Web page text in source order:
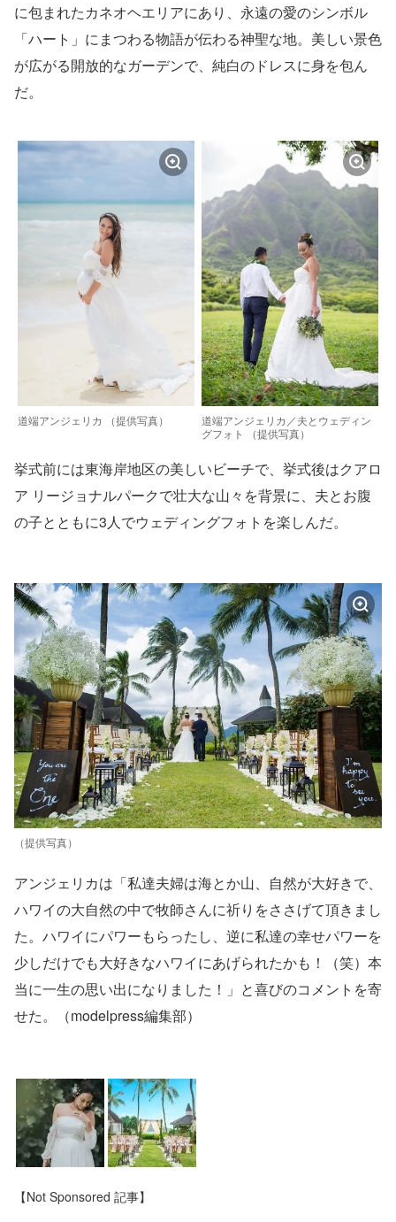
に包まれたカネオヘエリアにあり、永遠の愛のシンボル
「ハート」にまつわる物語が伝わる神聖な地。美しい景色
が広がる開放的なガーデンで、純白のドレスに身を包ん
だ。
道端アンジェリカ （提供写真）
道端アンジェリカ／夫とウェディン
グフォト （提供写真）
挙式前には東海岸地区の美しいビーチで、挙式後はクアロ
ア リージョナルパークで壮大な山々を背景に、夫とお腹
の子とともに3人でウェディングフォトを楽しんだ。
（提供写真）
アンジェリカは「私達夫婦は海とか山、自然が大好きで、
ハワイの大自然の中で牧師さんに祈りをささげて頂きまし
た。ハワイにパワーもらったし、逆に私達の幸せパワーを
少しだけでも大好きなハワイにあげられたかも！（笑）本
当に一生の思い出になりました！」と喜びのコメントを寄
せた。（modelpress編集部）
【Not Sponsored 記事】